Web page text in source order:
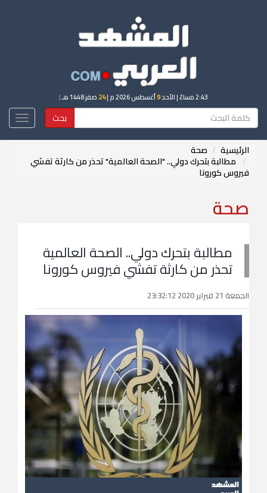
2:43 مساءً | الأحد9أغسطس 2026 م | 24 صفر 1448 هـ |
بحث
الرئيسية صحة
مطالبة بتحرك دولي.. "الصحة العالمية" تحذر من كارثة تفشي
فيروس كورونا
صحة
مطالبة بتحرك دولي.. الصحة العالمية
تحذر من كارثة تفشي فيروس كورونا
الجمعة 21 فبراير 2020 23:32:12